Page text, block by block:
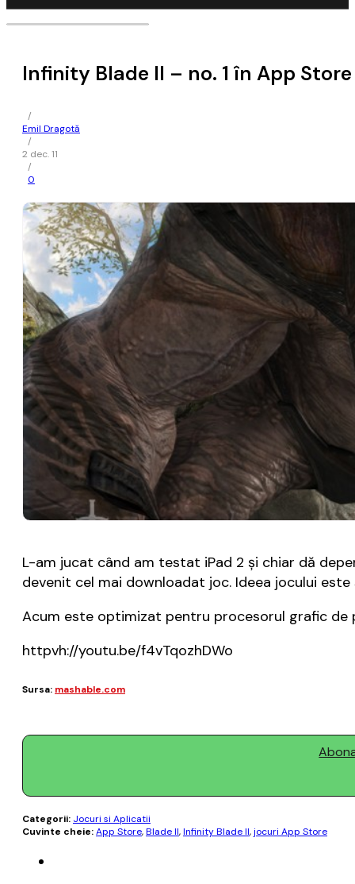
Infinity Blade II – no. 1 în App Store
/
Emil Dragotă
/
2 dec. 11
/
0
L-am jucat când am testat iPad 2 și chiar dă
devenit cel mai downloadat joc. Ideea jocului
Acum este optimizat pentru procesorul grafic de
httpvh://youtu.be/f4vTqozhDWo
Sursa: mashable.com
Categorii: Jocuri si Aplicatii
Cuvinte cheie:App Store,Blade II,Infinity Blade II,jocuri App Store